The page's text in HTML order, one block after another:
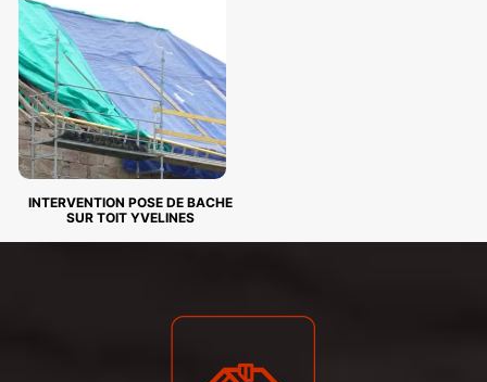
INTERVENTION POSE DE BACHE
SUR TOIT YVELINES